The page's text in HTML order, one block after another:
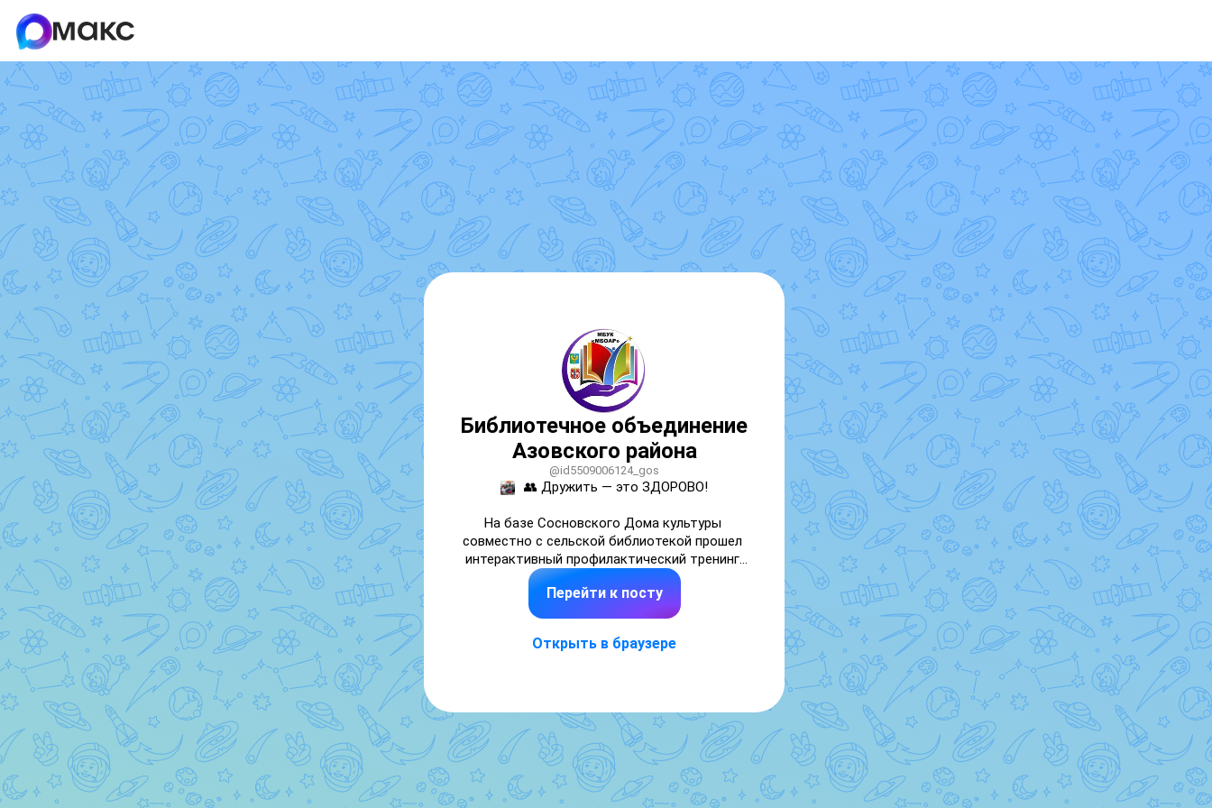
Библиотечное объединение
Азовского района
@id5509006124_gos
👥 Дружить — это ЗДОРОВО!
На базе Сосновского Дома культуры
совместно с сельской библиотекой прошел
интерактивный профилактический тренинг
«Дружить — ЗДОРОВО!».
Встреча состоялась в рамках Недели
теме — профилактике травли в
тренинговых игр участники погрузились в
реальные жизненные сценарии.
Поиск решений: Ребята детально разобрали
сложные конфликты и вместе нашли
эффективные пути выхода из них.
Перейти к посту
Открыть в браузере